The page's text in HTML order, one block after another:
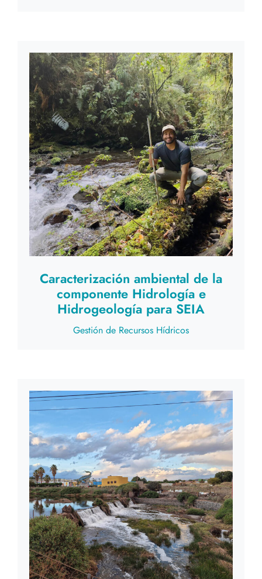
Caracterización ambiental de la
componente Hidrología e
Hidrogeología para SEIA
Gestión de Recursos Hídricos